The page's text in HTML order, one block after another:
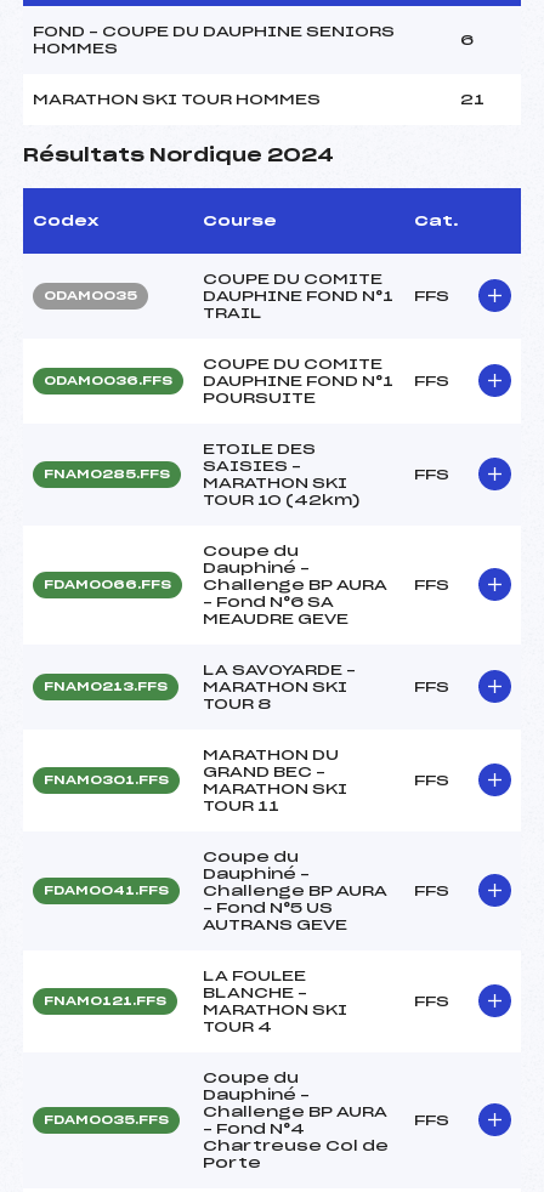
FOND – COUPE DU DAUPHINE SENIORS
HOMMES
6
MARATHON SKI TOUR HOMMES 21
Résultats Nordique 2024
Codex Course Cat.
ODAM0035
COUPE DU COMITE
DAUPHINE FOND N°1
TRAIL
FFS
ODAM0036.FFS
COUPE DU COMITE
DAUPHINE FOND N°1
POURSUITE
FFS
FNAM0285.FFS
ETOILE DES
SAISIES –
MARATHON SKI
TOUR 10 (42km)
FFS
FDAM0066.FFS
Coupe du
Dauphiné –
Challenge BP AURA
– Fond N°6 SA
MEAUDRE GEVE
FFS
FNAM0213.FFS
LA SAVOYARDE –
MARATHON SKI
TOUR 8
FFS
FNAM0301.FFS
MARATHON DU
GRAND BEC –
MARATHON SKI
TOUR 11
FFS
FDAM0041.FFS
Coupe du
Dauphiné –
Challenge BP AURA
– Fond N°5 US
AUTRANS GEVE
FFS
FNAM0121.FFS
LA FOULEE
BLANCHE –
MARATHON SKI
TOUR 4
FFS
FDAM0035.FFS
Coupe du
Dauphiné –
Challenge BP AURA
– Fond N°4
Chartreuse Col de
Porte
FFS